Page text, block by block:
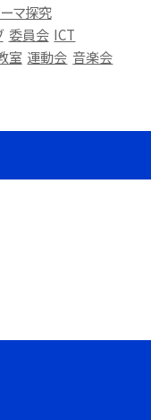
マ探究
委員会 ICT
室 運動会 音楽会